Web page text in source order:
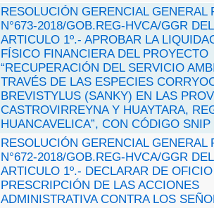
RESOLUCIÓN GERENCIAL GENERAL
N°673-2018/GOB.REG-HVCA/GGR
ARTICULO 1º.- APROBAR LA
FÍSICO FINANCIERA DEL PROYECTO
“RECUPERACIÓN DEL SERVICIO
TRAVÉS DE LAS ESPECIES
BREVISTYLUS (SANKY) EN LAS
CASTROVIRREYNA Y HUAYTARA,
HUANCAVELICA”, CON CÓDIGO SNIP
RESOLUCIÓN GERENCIAL GENERAL
N°672-2018/GOB.REG-HVCA/GGR
ARTICULO 1º.- DECLARAR DE
PRESCRIPCIÓN DE LAS ACCIONES
ADMINISTRATIVA CONTRA LOS